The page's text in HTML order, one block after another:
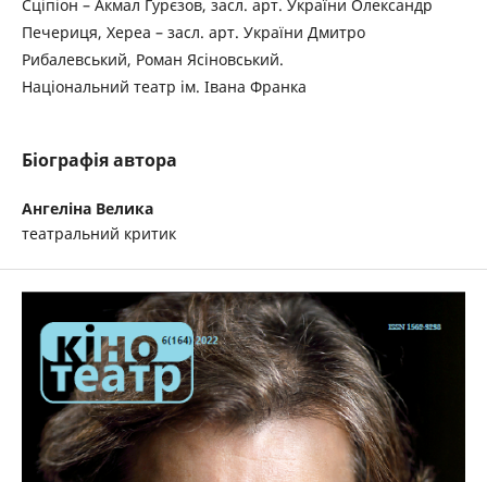
Сціпіон – Акмал Гурєзов, засл. арт. України Олександр
Печериця, Хереа – засл. арт. України Дмитро
Рибалевський, Роман Ясіновський.
Національний театр ім. Івана Франка
Біографія автора
Ангеліна Велика
театральний критик